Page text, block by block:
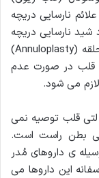
نارسایی دریچه
نارسایی دریچه
سه لتی قلب ، درمان جراحى به‌صورت ترمیم حلقه (Annuloplasty)
قلب در صورت عدم
می شود.
لتی قلب توصیه نمی
بطن راست است.
ی داروهای مُدر
این داروها می